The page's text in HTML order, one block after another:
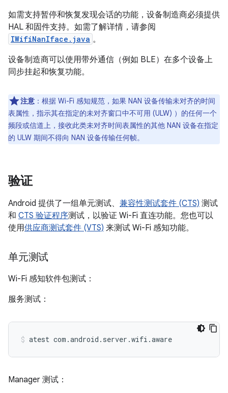
如需支持暂停和恢复发现会话的功能，设备制造商必须提供
HAL 和固件支持。如需了解详情，请参阅
IWifiNanIface.java 。
设备制造商可以使用带外通信（例如 BLE）在多个设备上
同步挂起和恢复功能。
注意 ：根据 Wi-Fi 感知规范，如果 NAN 设备传输未对齐的时间
表属性，指示其在指定的未对齐窗口中不可用 (ULW) ）的任何一个
频段或信道上，接收此类未对齐时间表属性的其他 NAN 设备在指定
的 ULW 期间不得向 NAN 设备传输任何帧。
验证
Android 提供了一组单元测试、 兼容性测试套件 (CTS) 测试
和 CTS 验证程序测试，以验证 Wi-Fi 直连功能。您也可以
使用供应商测试套件 (VTS) 来测试 Wi-Fi 感知功能。
单元测试
Wi-Fi 感知软件包测试：
服务测试：
atest com.android.server.wifi.aware
Manager 测试：